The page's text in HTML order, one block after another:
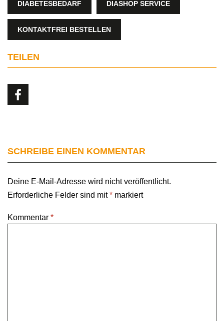
DIABETESBEDARF DIASHOP SERVICE
KONTAKTFREI BESTELLEN
TEILEN
SCHREIBE EINEN KOMMENTAR
Deine E-Mail-Adresse wird nicht veröffentlicht.
Erforderliche Felder sind mit* markiert
Kommentar *